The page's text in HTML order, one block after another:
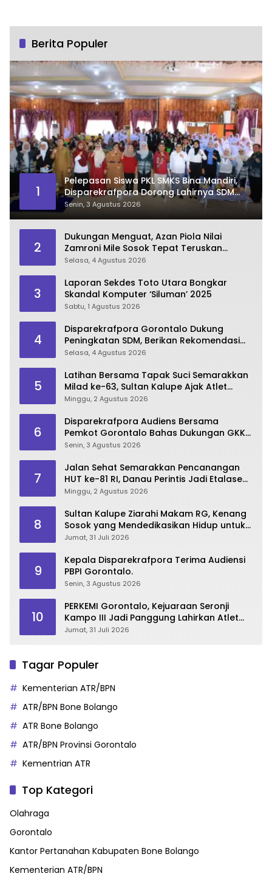
Berita Populer
1
Pelepasan Siswa PKL SMKS Bina Mandiri,
Disparekrafpora Dorong Lahirnya SDM
Pariwisata Unggul
Senin, 3 Agustus 2026
2
Dukungan Menguat, Azan Piola Nilai
Zamroni Mile Sosok Tepat Teruskan
Pembangunan Bone Bolango
Selasa, 4 Agustus 2026
3
Laporan Sekdes Toto Utara Bongkar
Skandal Komputer ‘Siluman’ 2025
Sabtu, 1 Agustus 2026
4
Disparekrafpora Gorontalo Dukung
Peningkatan SDM, Berikan Rekomendasi
Studi S3 bagi Pegawai
Selasa, 4 Agustus 2026
5
Latihan Bersama Tapak Suci Semarakkan
Milad ke-63, Sultan Kalupe Ajak Atlet
Lestarikan Budaya Bela Diri
Minggu, 2 Agustus 2026
6
Disparekrafpora Audiens Bersama
Pemkot Gorontalo Bahas Dukungan GKK
2026
Senin, 3 Agustus 2026
7
Jalan Sehat Semarakkan Pencanangan
HUT ke-81 RI, Danau Perintis Jadi Etalase
Wisata Gorontalo
Minggu, 2 Agustus 2026
8
Sultan Kalupe Ziarahi Makam RG, Kenang
Sosok yang Mendedikasikan Hidup untuk
Gorontalo
Jumat, 31 Juli 2026
9
Kepala Disparekrafpora Terima Audiensi
PBPI Gorontalo.
Senin, 3 Agustus 2026
10
PERKEMI Gorontalo, Kejuaraan Seronji
Kampo III Jadi Panggung Lahirkan Atlet
Berprestasi
Jumat, 31 Juli 2026
Tagar Populer
Kementerian ATR/BPN
ATR/BPN Bone Bolango
ATR Bone Bolango
ATR/BPN Provinsi Gorontalo
Kementrian ATR
Top Kategori
Olahraga
Gorontalo
Kantor Pertanahan Kabupaten Bone Bolango
Kementerian ATR/BPN